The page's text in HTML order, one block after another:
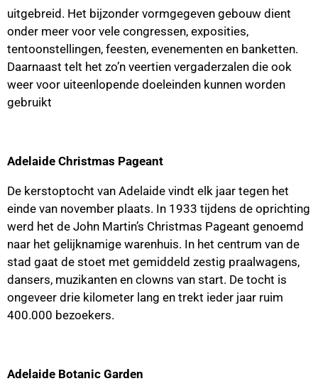
uitgebreid. Het bijzonder vormgegeven gebouw dient
onder meer voor vele congressen, exposities,
tentoonstellingen, feesten, evenementen en banketten.
Daarnaast telt het zo’n veertien vergaderzalen die ook
weer voor uiteenlopende doeleinden kunnen worden
gebruikt
Adelaide Christmas Pageant
De kerstoptocht van Adelaide vindt elk jaar tegen het
einde van november plaats. In 1933 tijdens de oprichting
werd het de John Martin’s Christmas Pageant genoemd
naar het gelijknamige warenhuis. In het centrum van de
stad gaat de stoet met gemiddeld zestig praalwagens,
dansers, muzikanten en clowns van start. De tocht is
ongeveer drie kilometer lang en trekt ieder jaar ruim
400.000 bezoekers.
Adelaide Botanic Garden